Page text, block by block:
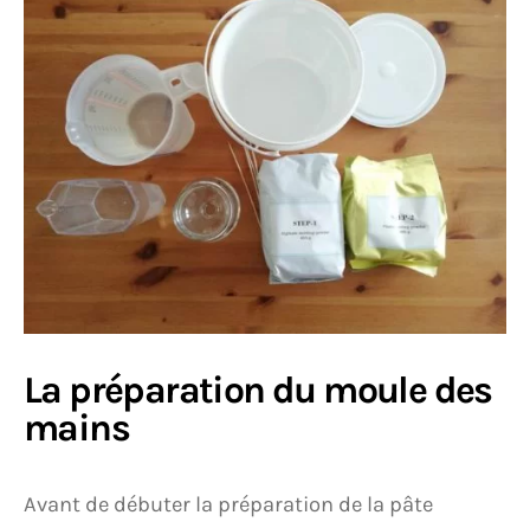
La préparation du moule des
mains
Avant de débuter la préparation de la pâte